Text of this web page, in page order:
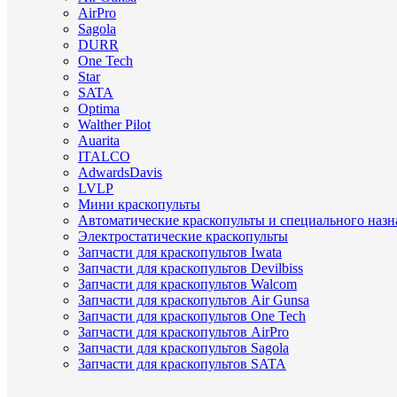
AirPro
Sagola
DURR
One Tech
Star
SATA
Optima
Walther Pilot
Auarita
ITALCO
AdwardsDavis
LVLP
Мини краскопульты
Автоматические краскопульты и специального
Электростатические краскопульты
Запчасти для краскопультов Iwata
Запчасти для краскопультов Devilbiss
Запчасти для краскопультов Walcom
Запчасти для краскопультов Air Gunsa
Запчасти для краскопультов One Tech
Запчасти для краскопультов AirPro
Запчасти для краскопультов Sagola
Запчасти для краскопультов SATA